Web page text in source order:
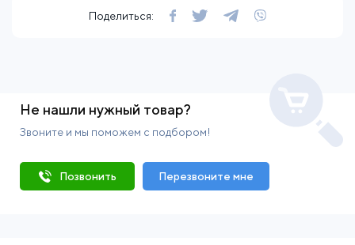
Поделиться:
Не нашли нужный товар?
Звоните и мы поможем с подбором!
Позвонить Перезвоните мне